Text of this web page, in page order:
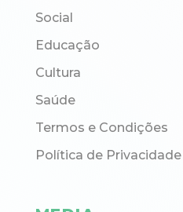
Social
Educação
Cultura
Saúde
Termos e Condições
Política de Privacidade